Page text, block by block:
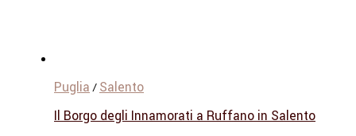
Puglia / Salento
Il Borgo degli Innamorati a Ruffano in Salento